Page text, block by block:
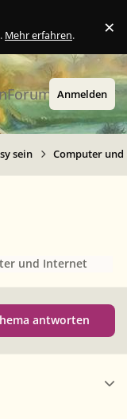
Mehr erfahren. ×
Anmelden
sein Computer
und Internet
antworten